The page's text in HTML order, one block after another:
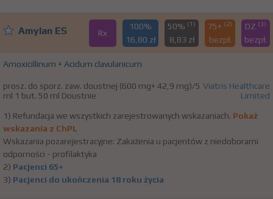
Amylan ES Rx
100%
16,80 zł
50% (1)
8,83 zł
75+ (2)
bezpł.
DZ (3)
bezpł.
Amoxicillinum + Acidum clavulanicum
prosz. do sporz. zaw. doustnej (600 mg+ 42,9 mg)/5
ml 1 but. 50 ml Doustnie
Viatris Healthcare
Limited
1) Refundacja we wszystkich zarejestrowanych wskazaniach. Pokaż
wskazania z ChPL
Wskazania pozarejestracyjne: Zakażenia u pacjentów z niedoborami
odporności - profilaktyka
2) Pacjenci 65+
3) Pacjenci do ukończenia 18 roku życia